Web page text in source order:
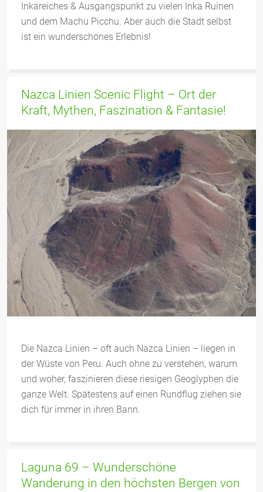
Inkareiches & Ausgangspunkt zu vielen Inka Ruinen
und dem Machu Picchu. Aber auch die Stadt selbst
ist ein wunderschönes Erlebnis!
Nazca Linien Scenic Flight – Ort der
Kraft, Mythen, Faszination & Fantasie!
Die Nazca Linien – oft auch Nazca Linien – liegen in
der Wüste von Peru. Auch ohne zu verstehen, warum
und woher, faszinieren diese riesigen Geoglyphen die
ganze Welt. Spätestens auf einen Rundflug ziehen sie
dich für immer in ihren Bann.
Laguna 69 – Wunderschöne
Wanderung in den höchsten Bergen von